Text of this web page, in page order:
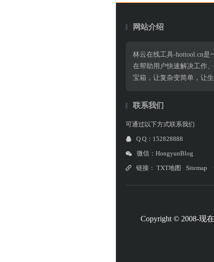
网站介绍
林云在线工具-hottool.cn
在帮助用户快速解决工作
宝箱，让复杂变简单，让生
联系我们
可通过以下方式联系我们
Q Q：152828888
微信：HongyunBlog
链接： TXT地图 Sitemap
Copyright © 2008-现在